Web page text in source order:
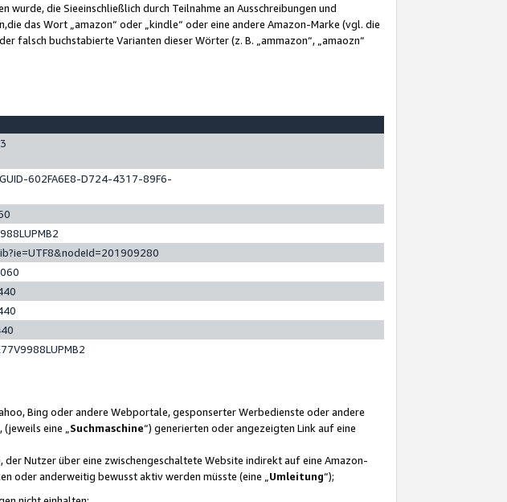
die Sieeinschließlich durch Teilnahme an Ausschreibungen und
das Wort „amazon“ oder „kindle“ oder eine andere Amazon-Marke (vgl. die
falsch buchstabierte Varianten dieser Wörter (z. B. „ammazon“, „amaozn“
602FA6E8-D724-4317-89F6-
Bing oder andere Webportale, gesponserter Werbedienste oder andere
eine „ Suchmaschine“) generierten oder angezeigten Link auf eine
Nutzer über eine zwischengeschaltete Website indirekt auf eine Amazon-
oder anderweitig bewusst aktiv werden müsste (eine „ Umleitung“);